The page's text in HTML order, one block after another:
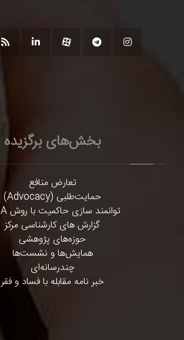
بخش‌های برگزیده
تعارض منافع
حمایت‌طلبی (Advocacy)
توانمند سازی حاکمیت با روش PDIA
گزارش های کارشناسی مرکز
حوزه‌های پژوهشی
همایش‌ها و نشست‌ها
چندرسانه‌ای
خبر نامه مقابله با فساد و فقر